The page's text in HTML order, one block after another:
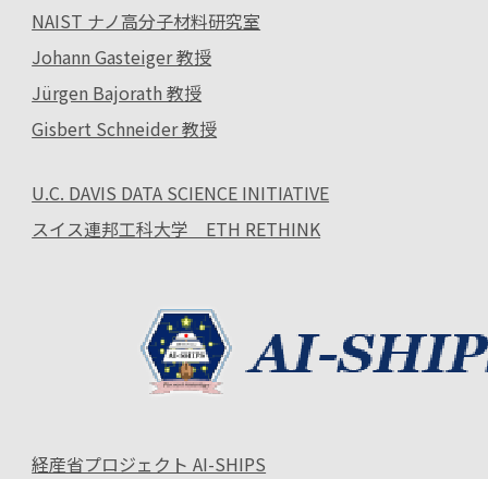
NAIST ナノ高分子材料研究室
Johann Gasteiger 教授
Jürgen Bajorath 教授
Gisbert Schneider 教授
U.C. DAVIS DATA SCIENCE INITIATIVE
スイス連邦工科大学 ETH RETHINK
経産省プロジェクト AI-SHIPS